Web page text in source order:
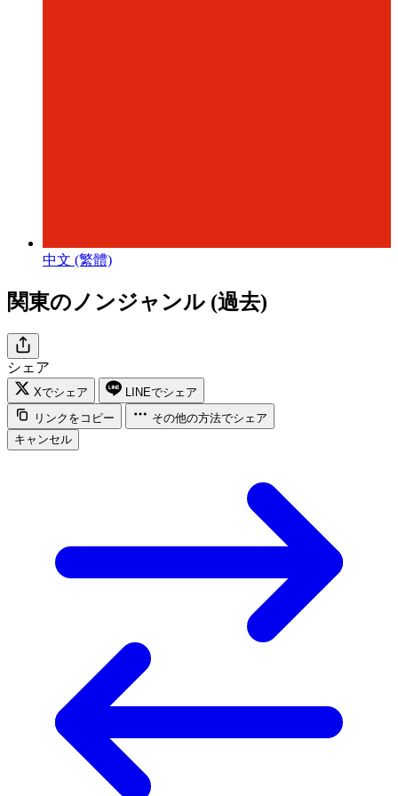
中文 (繁體)
関東のノンジャンル (過去)
シェア
Xでシェア
LINEでシェア
リンクをコピー
その他の方法でシェア
キャンセル